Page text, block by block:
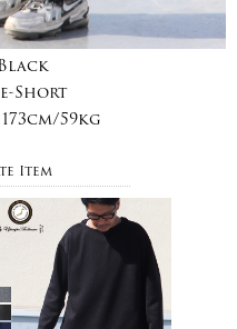
Short
173cm/59kg
Item